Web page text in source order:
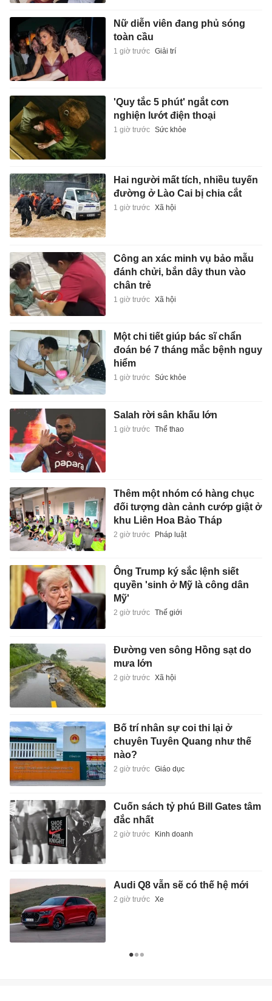
Nữ diễn viên đang phủ sóng
toàn cầu
1 giờ trước Giải trí
'Quy tắc 5 phút' ngắt cơn
nghiện lướt điện thoại
1 giờ trước Sức khỏe
Hai người mất tích, nhiều tuyến
đường ở Lào Cai bị chia cắt
1 giờ trước Xã hội
Công an xác minh vụ bảo mẫu
đánh chửi, bắn dây thun vào
chân trẻ
1 giờ trước Xã hội
Một chi tiết giúp bác sĩ chẩn
đoán bé 7 tháng mắc bệnh nguy
hiểm
1 giờ trước Sức khỏe
Salah rời sân khấu lớn
1 giờ trước Thể thao
Thêm một nhóm có hàng chục
đối tượng dàn cảnh cướp giật ở
khu Liên Hoa Bảo Tháp
2 giờ trước Pháp luật
Ông Trump ký sắc lệnh siết
quyền 'sinh ở Mỹ là công dân
Mỹ'
2 giờ trước Thế giới
Đường ven sông Hồng sạt do
mưa lớn
2 giờ trước Xã hội
Bố trí nhân sự coi thi lại ở
chuyên Tuyên Quang như thế
nào?
2 giờ trước Giáo dục
Cuốn sách tỷ phú Bill Gates tâm
đắc nhất
2 giờ trước Kinh doanh
Audi Q8 vẫn sẽ có thế hệ mới
2 giờ trước Xe